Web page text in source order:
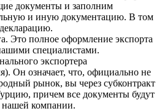
документы и заполним
и иную документацию. В том
Это полное оформление экспорта
специалистами.
экспортера
Он означает, что, официально не
рынок, вы через субконтракт
причем все документы будут
компании.